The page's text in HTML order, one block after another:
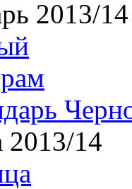
2013/14
2013/14